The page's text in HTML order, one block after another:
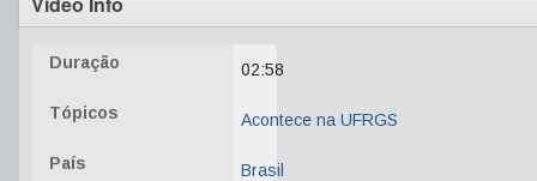
Duração 02:58
Tópicos Acontece na UFRGS
País Brasil